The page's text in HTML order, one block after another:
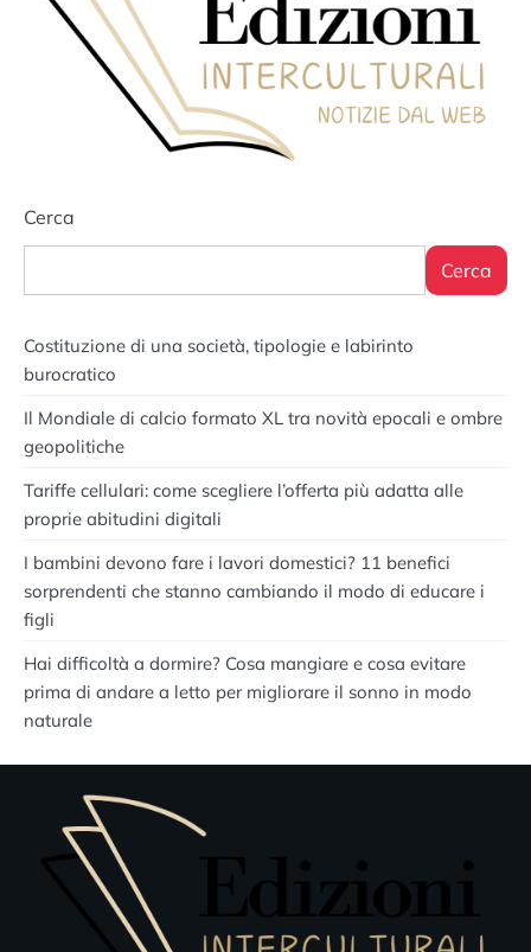
Cerca
Cerca
Costituzione di una società, tipologie e labirinto
burocratico
Il Mondiale di calcio formato XL tra novità epocali e ombre
geopolitiche
Tariffe cellulari: come scegliere l’offerta più adatta alle
proprie abitudini digitali
I bambini devono fare i lavori domestici? 11 benefici
sorprendenti che stanno cambiando il modo di educare i
figli
Hai difficoltà a dormire? Cosa mangiare e cosa evitare
prima di andare a letto per migliorare il sonno in modo
naturale